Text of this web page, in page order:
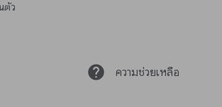
ตัว
help ความช่วยเหลือ